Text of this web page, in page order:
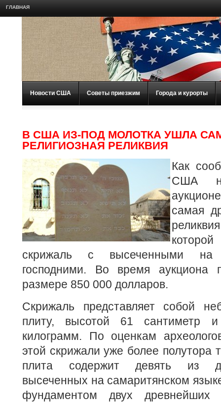
ГЛАВНАЯ
Новости США Советы приезжим Города и курорты
В США ИЗ-ПОД МОЛОТКА УШЛА
РЕЛИГИОЗНАЯ РЕЛИКВИЯ
Как
США
самая
скрижаль с высеченными на
господними. Во время аукциона
размере 850 000 долларов.
Скрижаль представляет собой
плиту, высотой 61 сантиметр
килограмм. По оценкам
этой скрижали уже более полутора
плита содержит девять из
высеченных на самаритянском
фундаментом двух